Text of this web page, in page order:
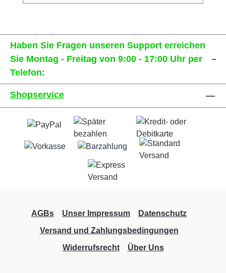
Haben Sie Fragen unseren Support erreichen
Sie Montag - Freitag von 9:00 - 17:00 Uhr per
Telefon:
Shopservice
AGBs Unser Impressum
Datenschutz
Versand und Zahlungsbedingungen
Widerrufsrecht
Über Uns